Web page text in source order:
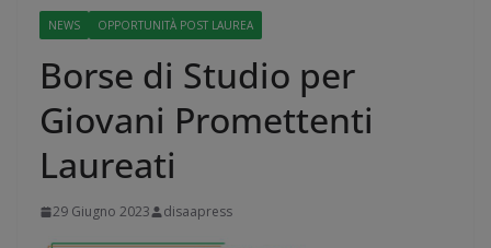
NEWS OPPORTUNITÀ POST LAUREA
Borse di Studio per
Giovani Promettenti
Laureati
29 Giugno 2023 disaapress